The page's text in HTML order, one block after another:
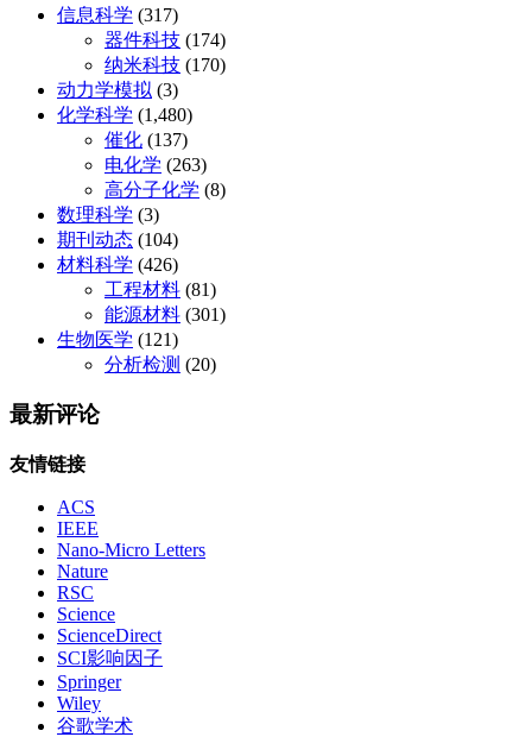
信息科学 (317)
器件科技 (174)
纳米科技 (170)
动力学模拟 (3)
化学科学 (1,480)
催化 (137)
电化学 (263)
高分子化学 (8)
数理科学 (3)
期刊动态 (104)
材料科学 (426)
工程材料 (81)
能源材料 (301)
生物医学 (121)
分析检测 (20)
最新评论
友情链接
ACS
IEEE
Nano-Micro Letters
Nature
RSC
Science
ScienceDirect
SCI影响因子
Springer
Wiley
谷歌学术